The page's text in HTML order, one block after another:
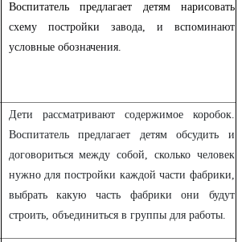
Воспитатель предлагает детям нарисовать
схему постройки завода, и вспоминают
условные обозначения.
Дети рассматривают содержимое коробок.
Воспитатель предлагает детям обсудить и
договориться между собой, сколько человек
нужно для постройки каждой части фабрики,
выбрать какую часть фабрики они будут
строить, объединиться в группы для работы.